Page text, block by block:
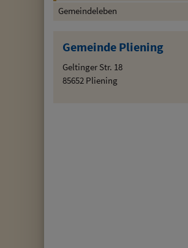
Gemeindeleben
Gemeinde Pliening
Geltinger Str. 18
85652 Pliening